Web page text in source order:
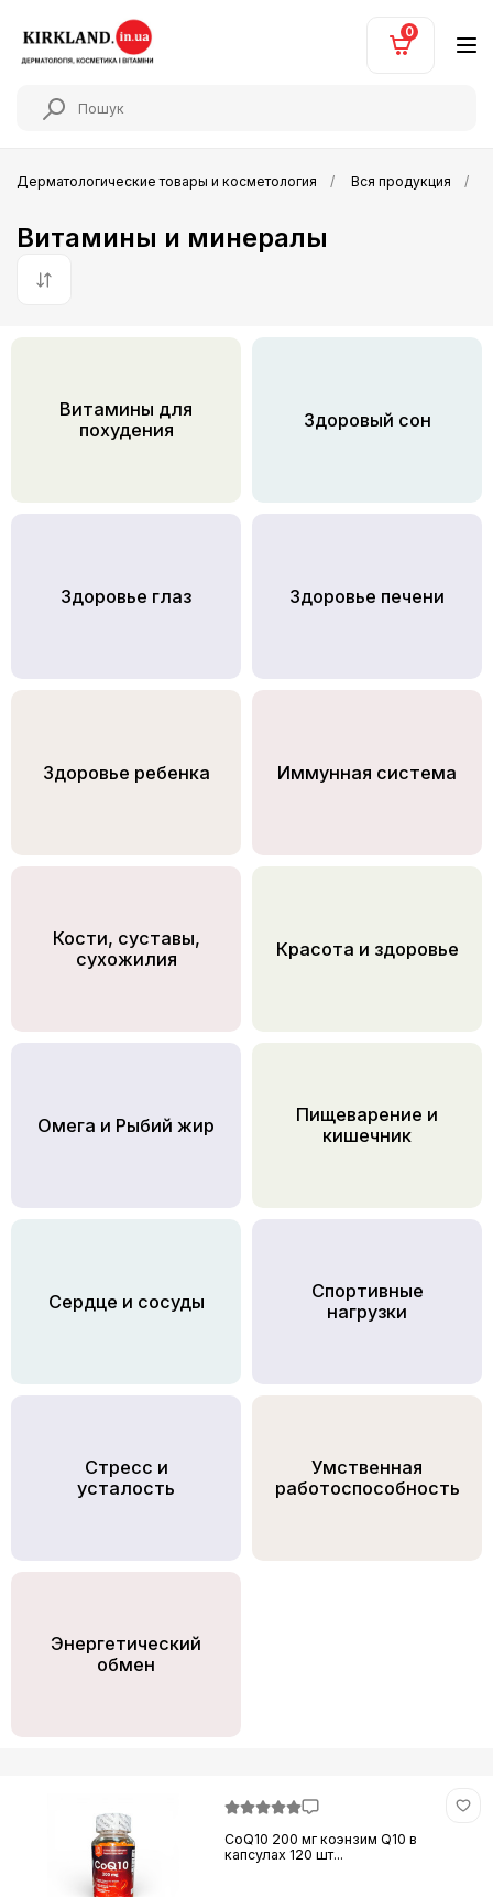
0
Дерматологические товары и косметология Вся продукция
Витамины и минералы
По умолчанию
Витамины для
похудения
Здоровый сон
Здоровье глаз Здоровье печени
Здоровье ребенка Иммунная система
Кости, суставы,
сухожилия
Красота и здоровье
Омега и Рыбий жир
Пищеварение и
кишечник
Сердце и сосуды
Спортивные
нагрузки
Стресс и
усталость
Умственная
работоспособность
Энергетический
обмен
CoQ10 200 мг коэнзим Q10 в
капсулах 120 шт...